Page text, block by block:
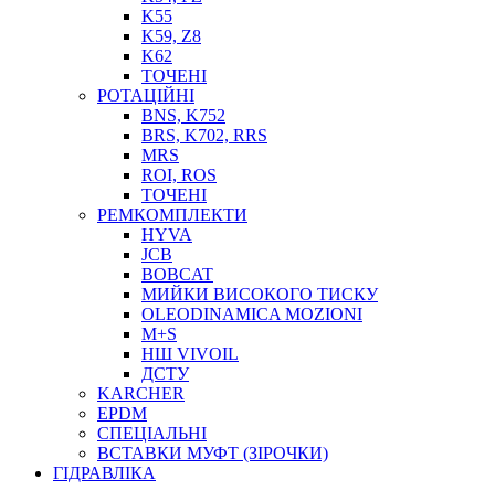
ТОСОЛ, АНТИФРИЗ
ОЛИВА-ПАЛИВО
ПОВІТРЯ-ВОДА
ДЛЯ ЗВАРЮВАННЯ
НАПІРНО-ВСМОКТУЮЧІ
ФІЛЬТРИ ДЛЯ ПАЛЬНОГО
ПІДДОНИ ДЛЯ БОЧОК
МОДУЛЬНІ АЗС
МЕТРОЛОГІЧНЕ ОБЛАДНАННЯ
ЛІЧИЛЬНИКИ І ВИТРАТОМІРИ ДЛЯ ПАЛЬНОГО
КОТУШКИ ДЛЯ ШЛАНГІВ
K55
K59, Z8
K62
ТОЧЕНІ
РОТАЦІЙНІ
BNS, K752
BRS, K702, RRS
MRS
ROI, ROS
ТОЧЕНІ
РЕМКОМПЛЕКТИ
HYVA
JCB
BOBCAT
МИЙКИ ВИСОКОГО ТИСКУ
OLEODINAMICA MOZIONI
M+S
НШ VIVOIL
ДСТУ
KARCHER
EPDM
СПЕЦІАЛЬНІ
ВСТАВКИ МУФТ (ЗІРОЧКИ)
ГІДРАВЛІКА